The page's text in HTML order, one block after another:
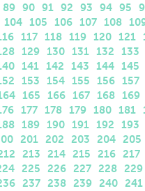
89 90 91 92 93 94 95
104 105 106 107 108
117 118 119 120 121
129 130 131 132
133
141 142 143 144 145
153 154 155 156 157
165 166 167 168 169
177 178 179 180 181
189 190 191 192
193
201 202 203 204 205
213 214 215 216 217
225 226 227 228 229
237 238 239 240 241